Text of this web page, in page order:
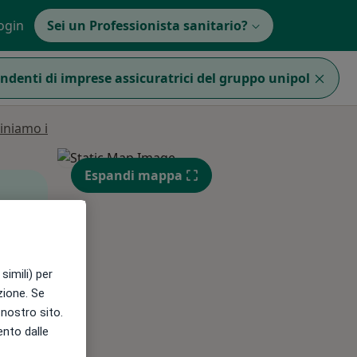
Sei un Professionista sanitario?
di imprese assicuratrici del gruppo unipol
i
12 Ago
Espandi mappa
per
Se
sito.
dalle